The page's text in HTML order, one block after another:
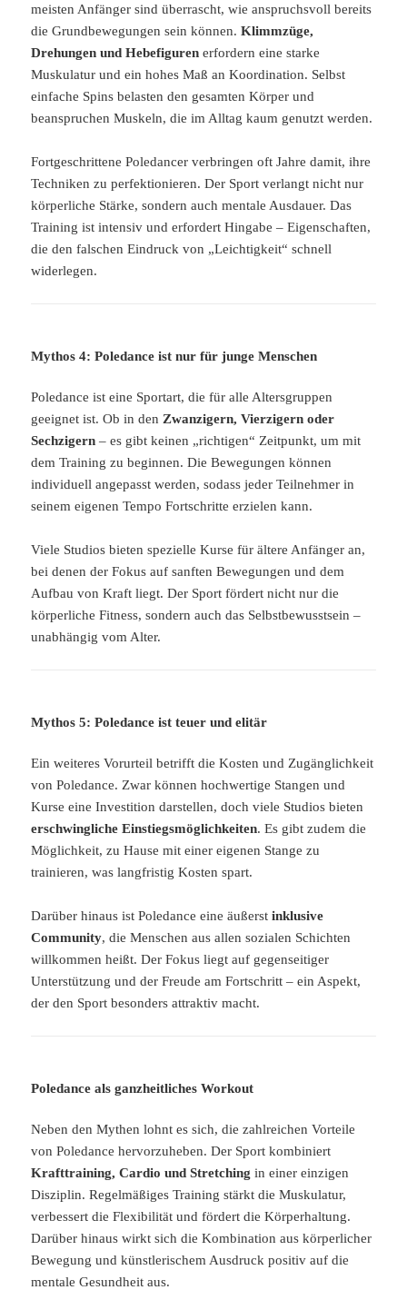
meisten Anfänger sind überrascht, wie anspruchsvoll bereits
die Grundbewegungen sein können.Klimmzüge,
Drehungen und Hebefiguren erfordern eine starke
Muskulatur und ein hohes Maß an Koordination. Selbst
einfache Spins belasten den gesamten Körper und
beanspruchen Muskeln, die im Alltag kaum genutzt werden.
Fortgeschrittene Poledancer verbringen oft Jahre damit, ihre
Techniken zu perfektionieren. Der Sport verlangt nicht nur
körperliche Stärke, sondern auch mentale Ausdauer. Das
Training ist intensiv und erfordert Hingabe – Eigenschaften,
die den falschen Eindruck von „Leichtigkeit“ schnell
widerlegen.
Mythos 4: Poledance ist nur für junge Menschen
Poledance ist eine Sportart, die für alle Altersgruppen
geeignet ist. Ob in den Zwanzigern, Vierzigern oder
Sechzigern – es gibt keinen „richtigen“ Zeitpunkt, um mit
dem Training zu beginnen. Die Bewegungen können
individuell angepasst werden, sodass jeder Teilnehmer in
seinem eigenen Tempo Fortschritte erzielen kann.
Viele Studios bieten spezielle Kurse für ältere Anfänger an,
bei denen der Fokus auf sanften Bewegungen und dem
Aufbau von Kraft liegt. Der Sport fördert nicht nur die
körperliche Fitness, sondern auch das Selbstbewusstsein –
unabhängig vom Alter.
Mythos 5: Poledance ist teuer und elitär
Ein weiteres Vorurteil betrifft die Kosten und Zugänglichkeit
von Poledance. Zwar können hochwertige Stangen und
Kurse eine Investition darstellen, doch viele Studios bieten
erschwingliche Einstiegsmöglichkeiten. Es gibt zudem die
Möglichkeit, zu Hause mit einer eigenen Stange zu
trainieren, was langfristig Kosten spart.
Darüber hinaus ist Poledance eine äußerstinklusive
Community, die Menschen aus allen sozialen Schichten
willkommen heißt. Der Fokus liegt auf gegenseitiger
Unterstützung und der Freude am Fortschritt – ein Aspekt,
der den Sport besonders attraktiv macht.
Poledance als ganzheitliches Workout
Neben den Mythen lohnt es sich, die zahlreichen Vorteile
von Poledance hervorzuheben. Der Sport kombiniert
Krafttraining, Cardio und Stretching in einer einzigen
Disziplin. Regelmäßiges Training stärkt die Muskulatur,
verbessert die Flexibilität und fördert die Körperhaltung.
Darüber hinaus wirkt sich die Kombination aus körperlicher
Bewegung und künstlerischem Ausdruck positiv auf die
mentale Gesundheit aus.